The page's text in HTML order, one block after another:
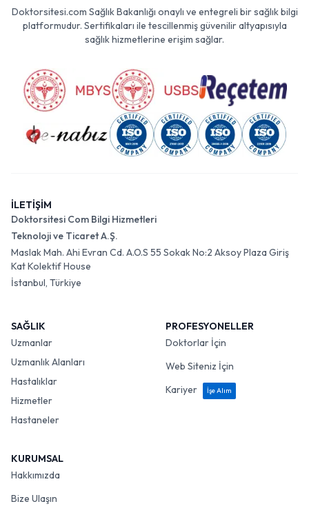
Doktorsitesi.com Sağlık Bakanlığı onaylı ve entegreli bir sağlık bilgi
platformudur. Sertifikaları ile tescillenmiş güvenilir altyapısıyla
sağlık hizmetlerine erişim sağlar.
İLETİŞİM
Doktorsitesi Com Bilgi Hizmetleri
Teknoloji ve Ticaret A.Ş.
Maslak Mah. Ahi Evran Cd. A.O.S 55 Sokak No:2 Aksoy Plaza Giriş
Kat Kolektif House
İstanbul, Türkiye
SAĞLIK
Uzmanlar
Uzmanlık Alanları
Hastalıklar
Hizmetler
Hastaneler
PROFESYONELLER
Doktorlar İçin
Web Siteniz İçin
Kariyer
İşe Alım
KURUMSAL
Hakkımızda
Bize Ulaşın